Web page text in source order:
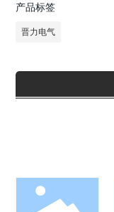
产品标签
晋力电气